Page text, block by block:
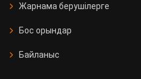
Жарнама берушілерге
Бос орындар
Байланыс